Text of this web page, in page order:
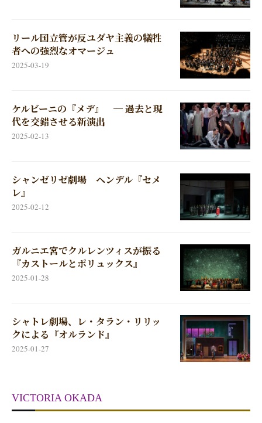
リール国立管が反ユダヤ主義の犠牲
者への強烈なオマージュ
2025-03-19
ケルビーニの『メデ』 ─ 過去と現
代を交錯させる新演出
2025-02-13
シャンゼリゼ劇場 ヘンデル『セメ
レ』
2025-02-12
ガルニエ宮でクルレンツィスが振る
『カストールとポリュックス』
2025-01-28
シャトレ劇場、レ・タラン・リリッ
クによる『オルランド』
2025-01-27
VICTORIA OKADA